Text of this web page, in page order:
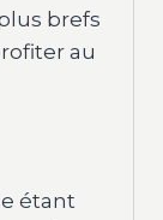
brefs
au
étant